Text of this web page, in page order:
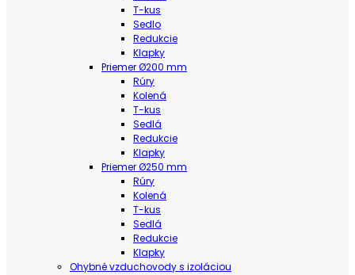
T-kus
Sedlo
Redukcie
Klapky
Priemer Ø200 mm
Rúry
Kolená
T-kus
Sedlá
Redukcie
Klapky
Priemer Ø250 mm
Rúry
Kolená
T-kus
Sedlá
Redukcie
Klapky
Ohybné vzduchovody s izoláciou